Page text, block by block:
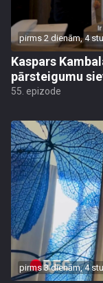
pirms 2 dienām, 4
Kaspars
pārsteigumu
55. epizode
pirms 3 dienām, 4